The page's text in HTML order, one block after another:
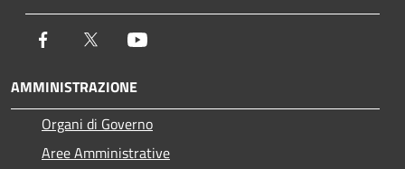
Facebook Twitter
AMMINISTRAZIONE
Organi di Governo
Aree Amministrative